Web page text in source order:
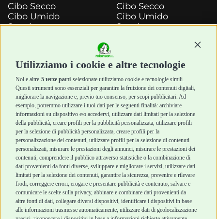
Utilizziamo i cookie e altre tecnologie
Noi e altre 5 terze parti selezionate utilizziamo cookie e tecnologie simili.
Questi strumenti sono essenziali per garantire la fruizione dei contenuti digitali,
migliorare la navigazione e, previo tuo consenso, per scopi pubblicitari. Ad
esempio, potremmo utilizzare i tuoi dati per le seguenti finalità: archiviare
informazioni su dispositivo e/o accedervi, utilizzare dati limitati per la selezione
della pubblicità, creare profili per la pubblicità personalizzata, utilizzare profili
per la selezione di pubblicità personalizzata, creare profili per la
personalizzazione dei contenuti, utilizzare profili per la selezione di contenuti
personalizzati, misurare le prestazioni degli annunci, misurare le prestazioni dei
contenuti, comprendere il pubblico attraverso statistiche o la combinazione di
dati provenienti da fonti diverse, sviluppare e migliorare i servizi, utilizzare dati
limitati per la selezione dei contenuti, garantire la sicurezza, prevenire e rilevare
frodi, correggere errori, erogare e presentare pubblicità e contenuto, salvare e
comunicare le scelte sulla privacy, abbinare e combinare dati provenienti da
altre fonti di dati, collegare diversi dispositivi, identificare i dispositivi in base
alle informazioni trasmesse automaticamente, utilizzare dati di geolocalizzazione
Cibo Secco
Cibo Umido
Snack e
Igiene e Pulizia
Accessori
Cani Mini
Top Quality
Cibo Secco
Cibo Umido
Snack e
Igiene e Pulizia
Accessori
Top Quality
Robinson Pet Shop
Chi siamo
Punti vendita
Marchi
Blog
Assistenza Robinson
Pet Shop
Offerte
Promozioni
Acquisti sicuri
Termini e condizioni
di vendita
Cashback
Metodi di
pagamento
Recesso e Reso
Spedizioni